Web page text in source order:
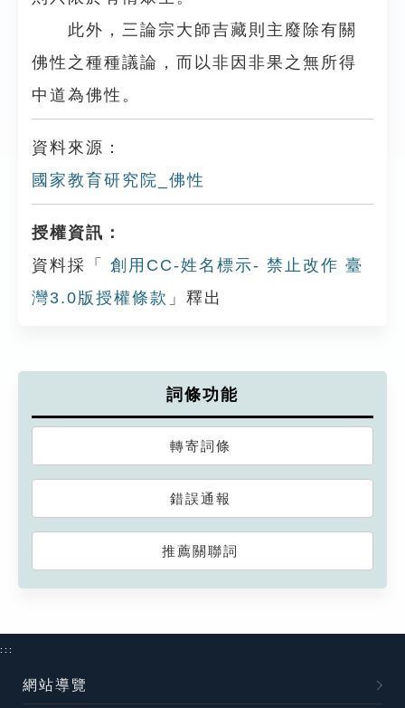
此外，三論宗大師吉藏則主廢除有關
佛性之種種議論，而以非因非果之無所得
中道為佛性。
資料來源：
國家教育研究院_佛性
授權資訊：
資料採「
創用CC-姓名標示- 禁止改作 臺
灣3.0版授權條款 」釋出
詞條功能
轉寄詞條
錯誤通報
推薦關聯詞
:::
網站導覽